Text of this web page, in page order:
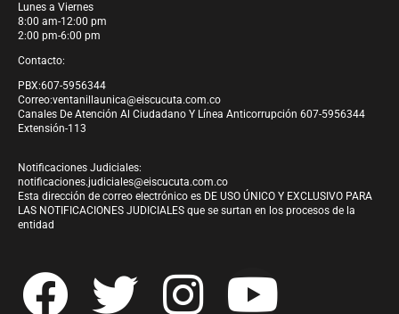
Lunes a Viernes
8:00 am-12:00 pm
2:00 pm-6:00 pm
Contacto:
PBX:607-5956344
Correo:ventanillaunica@eiscucuta.com.co
Canales De Atención Al Ciudadano Y Línea Anticorrupción 607-5956344
Extensión-113
Notificaciones Judiciales:
notificaciones.judiciales@eiscucuta.com.co
Esta dirección de correo electrónico es DE USO ÚNICO Y EXCLUSIVO PARA
LAS NOTIFICACIONES JUDICIALES que se surtan en los procesos de la
entidad